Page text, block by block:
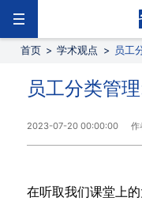
首页 > 学术观点 > 员工
员工分类管
2023-07-20 00:00:00 作
在听取我们课堂上